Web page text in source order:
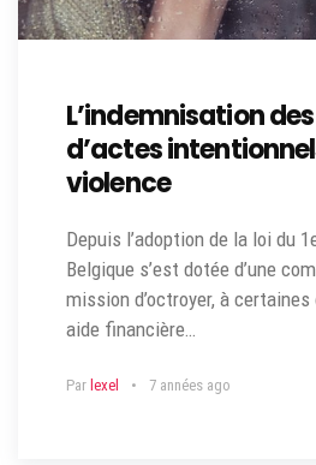
L’indemnisation
d’actes
violence
Depuis l’adoption de la loi du
Belgique s’est dotée d’une
mission d’octroyer, à
aide financière…
Par lexel 7 années ago